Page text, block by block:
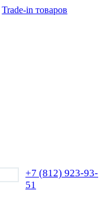
Trade-in товаров
+7 (812) 923-93-
51